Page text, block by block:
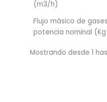
(m3/h)
Flujo másico de
potencia nominal
Mostrando desde 1